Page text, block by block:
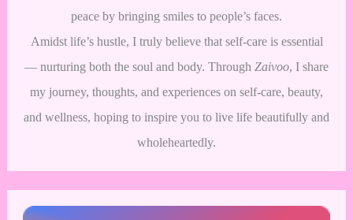
peace by bringing smiles to people’s faces.
Amidst life’s hustle, I truly believe that self-care is essential
— nurturing both the soul and body. Through Zaivoo, I share
my journey, thoughts, and experiences on self-care, beauty,
and wellness, hoping to inspire you to live life beautifully and
wholeheartedly.